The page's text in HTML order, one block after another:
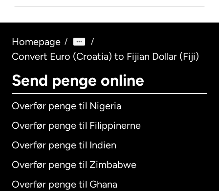
Homepage / /
Convert Euro (Croatia) to Fijian Dollar (Fiji)
Send penge online
Overfør penge til Nigeria
Overfør penge til Filippinerne
Overfør penge til Indien
Overfør penge til Zimbabwe
Overfør penge til Ghana